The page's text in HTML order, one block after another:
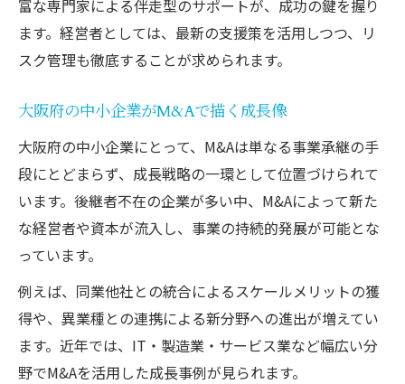
中小企業がM&Aで成功するための要素
M&Aが成長につながる中小企業の条件
専門家が語るM&A成功の実践アドバイス
事業承継とM&Aで未来を切り開く方法
トラブル回避をかなえるM&A手順ガイド
M&A手続きで起こりやすいトラブル例
円滑にM&Aを進める手順と注意点
M&A契約時に確認すべきリスク管理策
トラブルを防ぐためのM&A事前準備法
専門家が推奨するM&Aの安全な進め方
経営者必見のM&A事例から学ぶ実践知識
富な専門家による伴走型のサポートが、成功の鍵を握り
ます。経営者としては、最新の支援策を活用しつつ、リ
スク管理も徹底することが求められます。
大阪府の中小企業がM&Aで描く成長像
大阪府の中小企業にとって、M&Aは単なる事業承継の手
段にとどまらず、成長戦略の一環として位置づけられて
います。後継者不在の企業が多い中、M&Aによって新た
な経営者や資本が流入し、事業の持続的発展が可能とな
っています。
例えば、同業他社との統合によるスケールメリットの獲
得や、異業種との連携による新分野への進出が増えてい
ます。近年では、IT・製造業・サービス業など幅広い分
野でM&Aを活用した成長事例が見られます。